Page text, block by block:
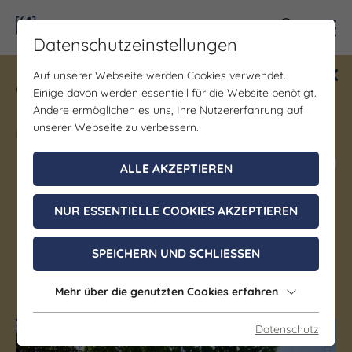
Gewinne ein Blind Date mit Saale-
Unstrut! Teilnahme vom 1.7. - 18.12.
möglich.
Jetzt mitmachen
Schloss Christiansburg
Eisenberg
Datenschutzeinstellungen
Auf unserer Webseite werden Cookies verwendet.
Einige davon werden essentiell für die Website benötigt.
Andere ermöglichen es uns, Ihre Nutzererfahrung auf
unserer Webseite zu verbessern.
ALLE AKZEPTIEREN
NUR ESSENTIELLE COOKIES AKZEPTIEREN
SPEICHERN UND SCHLIESSEN
Mehr über die genutzten Cookies erfahren
Datenschutz